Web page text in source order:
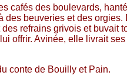
cafés des boulevards,
des beuveries et des orgies.
refrains grivois et buvait
offrir. Avinée, elle livrait
conte de Bouilly et Pain.